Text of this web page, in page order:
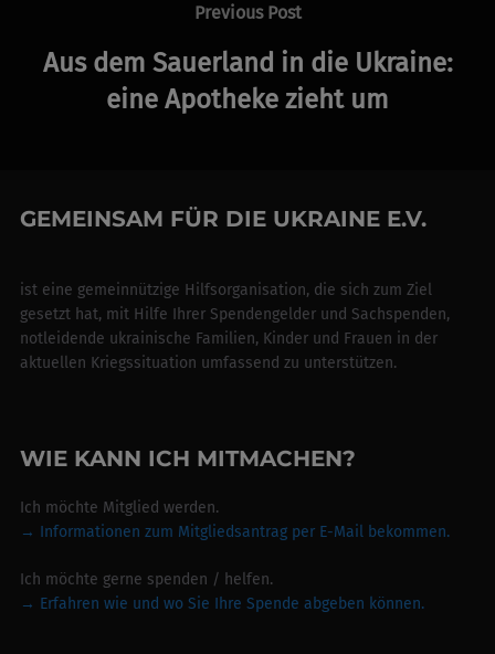
Previous
Previous Post
Aus dem Sauerland in die Ukraine:
eine Apotheke zieht um
GEMEINSAM FÜR DIE UKRAINE E.V.
ist eine gemeinnützige Hilfsorganisation, die sich zum Ziel
gesetzt hat, mit Hilfe Ihrer Spendengelder und Sachspenden,
notleidende ukrainische Familien, Kinder und Frauen in der
aktuellen Kriegssituation umfassend zu unterstützen.
WIE KANN ICH MITMACHEN?
Ich möchte Mitglied werden.
→ Informationen zum Mitgliedsantrag per E-Mail bekommen.
Ich möchte gerne spenden / helfen.
→ Erfahren wie und wo Sie Ihre Spende abgeben können.